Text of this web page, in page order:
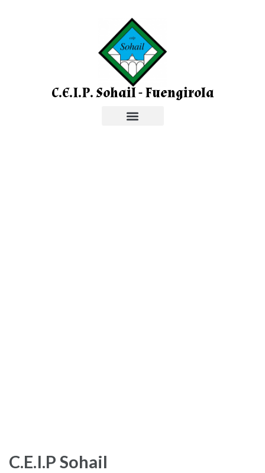
C.E.I.P. Sohail - Fuengirola
C.E.I.P Sohail